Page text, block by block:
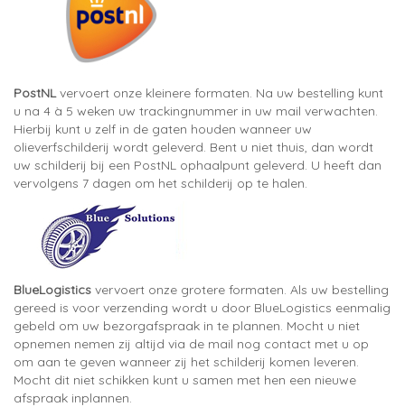
PostNLvervoert onze kleinere formaten. Na uw bestelling kunt
u na 4 à 5 weken uw trackingnummer in uw mail verwachten.
Hierbij kunt u zelf in de gaten houden wanneer uw
olieverfschilderij wordt geleverd. Bent u niet thuis, dan wordt
uw schilderij bij een PostNL ophaalpunt geleverd. U heeft dan
vervolgens 7 dagen om het schilderij op te halen.
BlueLogistics vervoert onze grotere formaten. Als uw bestelling
gereed is voor verzending wordt u door BlueLogistics eenmalig
gebeld om uw bezorgafspraak in te plannen. Mocht u niet
opnemen nemen zij altijd via de mail nog contact met u op
om aan te geven wanneer zij het schilderij komen leveren.
Mocht dit niet schikken kunt u samen met hen een nieuwe
afspraak inplannen.